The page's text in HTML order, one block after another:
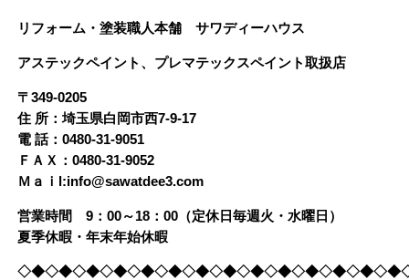
リフォーム・塗装職人本舗 サワディーハウス
アステックペイント、プレマテックスペイント取扱店
〒349-0205
住 所：埼玉県白岡市西7-9-17
電 話：0480-31-9051
ＦＡＸ：0480-31-9052
Ｍａｉl:info@sawatdee3.com
営業時間 9：00～18：00（定休日毎週火・水曜日）
夏季休暇・年末年始休暇